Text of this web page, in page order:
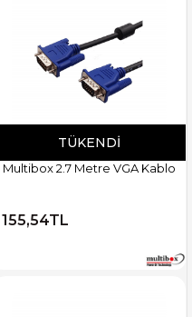
TÜKENDI
Multibox 2.7 Metre VGA Kablo
155,54TL